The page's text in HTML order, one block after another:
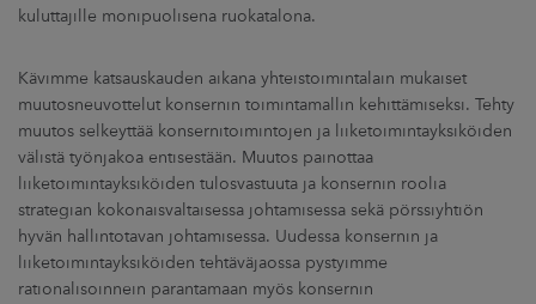
kuluttajille monipuolisena ruokatalona.
Kävimme katsauskauden aikana yhteistoimintalain mukaiset
muutosneuvottelut konsernin toimintamallin kehittämiseksi. Tehty
muutos selkeyttää konsernitoimintojen ja liiketoimintayksiköiden
välistä työnjakoa entisestään. Muutos painottaa
liiketoimintayksiköiden tulosvastuuta ja konsernin roolia
strategian kokonaisvaltaisessa johtamisessa sekä pörssiyhtiön
hyvän hallintotavan johtamisessa. Uudessa konsernin ja
liiketoimintayksiköiden tehtäväjaossa pystyimme
rationalisoinnein parantamaan myös konsernin